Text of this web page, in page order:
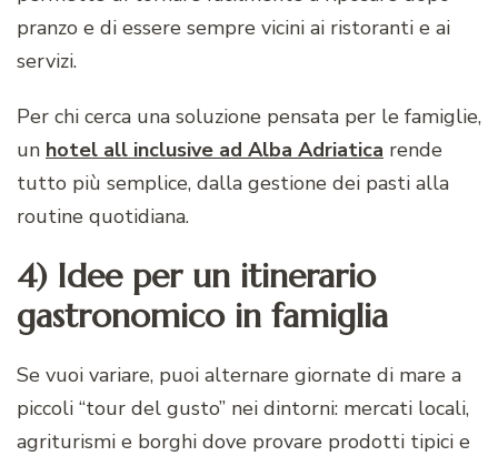
pranzo e di essere sempre vicini ai ristoranti e ai
servizi.
Per chi cerca una soluzione pensata per le famiglie,
un hotel all inclusive ad Alba Adriatica rende
tutto più semplice, dalla gestione dei pasti alla
routine quotidiana.
4) Idee per un itinerario
gastronomico in famiglia
Se vuoi variare, puoi alternare giornate di mare a
piccoli “tour del gusto” nei dintorni: mercati locali,
agriturismi e borghi dove provare prodotti tipici e